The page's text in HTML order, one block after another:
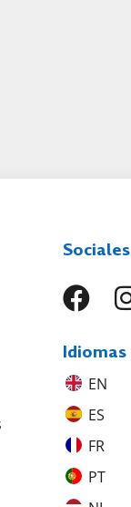
Sociales
Idiomas
EN
ES
FR
PT